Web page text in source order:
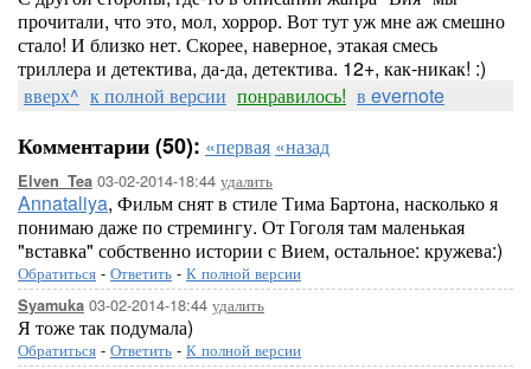
прочитали, что это, мол, хоррор. Вот тут уж мне аж смешно
стало! И близко нет. Скорее, наверное, этакая смесь
триллера и детектива, да-да, детектива. 12+, как-никак! :)
вверх^ к полной версии понравилось! в evernote
Комментарии (50): «первая «назад
Elven_Tea 03-02-2014-18:44 удалить
Annataliya, Фильм снят в стиле Тима Бартона, насколько я
понимаю даже по стремингу. От Гоголя там маленькая
"вставка" собственно истории с Вием, остальное: кружева:)
Обратиться - Ответить - К полной версии
Syamuka 03-02-2014-18:44 удалить
Я тоже так подумала)
Обратиться - Ответить - К полной версии